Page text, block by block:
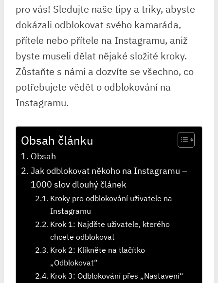
pro vás! Sledujte naše tipy a triky, abyste
dokázali odblokovat svého kamaráda,
přítele nebo přítele na Instagramu, aniž
byste museli dělat nějaké složité kroky.
Zůstaňte s námi a dozvíte se všechno, co
potřebujete vědět o odblokování na
Instagramu.
Obsah článku
Obsah
Jak odblokovat někoho na Instagramu –
1000 slov dlouhý článek
Kroky pro odblokování uživatele na
Instagramu
Krok 1: Najděte uživatele, kterého
chcete odblokovat
Krok 2: Klikněte na tlačítko
„Odblokovat“
Krok 3: Odblokování přes „Nastavení“